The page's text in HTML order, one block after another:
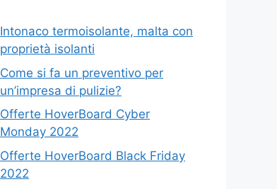
Intonaco termoisolante, malta con
proprietà isolanti
Come si fa un preventivo per
un’impresa di pulizie?
Offerte HoverBoard Cyber
Monday 2022
Offerte HoverBoard Black Friday
2022